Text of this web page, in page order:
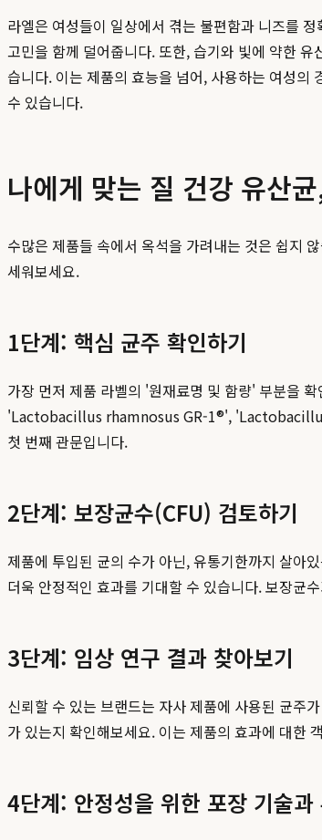
라엘은 여성들이 일상에서 겪는 불편함과 니즈를
고민을 함께 덜어줍니다. 또한, 습기와 빛에 약한
습니다. 이는 제품의 효능을 넘어, 사용하는 여성의
수 있습니다.
나에게 맞는 질 건강 유산
수많은 제품들 속에서 옥석을 가려내는 것은 쉽지
세워보세요.
1단계: 핵심 균주 확인하기
가장 먼저 제품 라벨의 '원재료명 및 함량' 부분을
'Lactobacillus rhamnosus GR-1®', 'Lactobacillus
첫 번째 관문입니다.
2단계: 보장균수(CFU) 검토하기
제품에 투입된 균의 수가 아닌, 유통기한까지 살아
더욱 안정적인 효과를 기대할 수 있습니다. 보장균
3단계: 임상 연구 결과 찾아보기
신뢰할 수 있는 브랜드는 자사 제품에 사용된 균주
가 있는지 확인해보세요. 이는 제품의 효과에 대한
4단계: 안정성을 위한 포장 기술과